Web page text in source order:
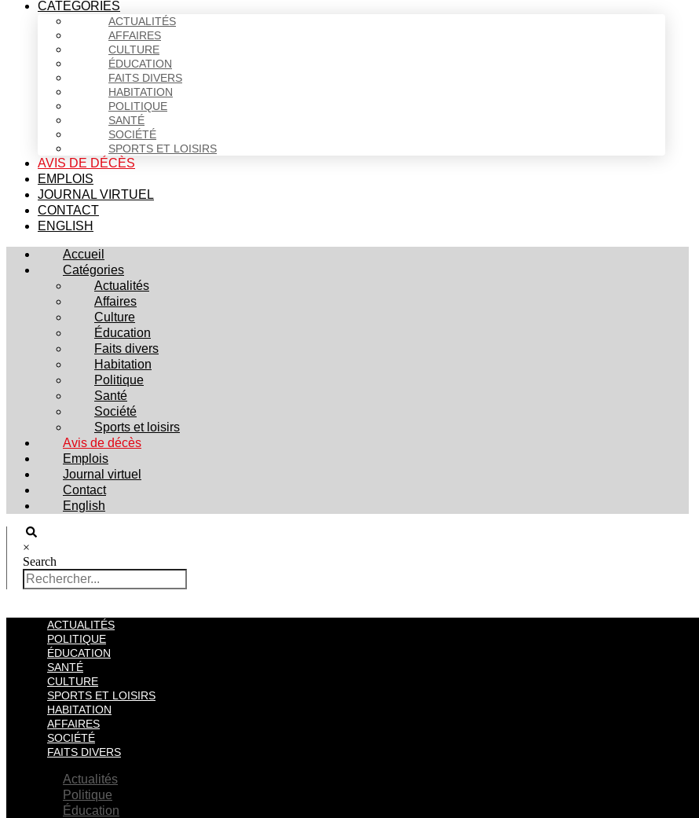
CATÉGORIES
ACTUALITÉS
AFFAIRES
CULTURE
ÉDUCATION
FAITS DIVERS
HABITATION
POLITIQUE
SANTÉ
SOCIÉTÉ
SPORTS ET LOISIRS
AVIS DE DÉCÈS
EMPLOIS
JOURNAL VIRTUEL
CONTACT
ENGLISH
Accueil
Catégories
Actualités
Affaires
Culture
Éducation
Faits divers
Habitation
Politique
Santé
Société
Sports et loisirs
Avis de décès
Emplois
Journal virtuel
Contact
English
×
Search
ACTUALITÉS
POLITIQUE
ÉDUCATION
SANTÉ
CULTURE
SPORTS ET LOISIRS
HABITATION
AFFAIRES
SOCIÉTÉ
FAITS DIVERS
Actualités
Politique
Éducation